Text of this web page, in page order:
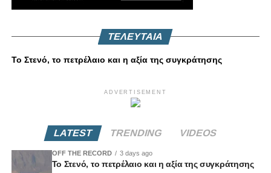
ΤΕΛΕΥΤΑΙΑ
Το Στενό, το πετρέλαιο και η αξία της συγκράτησης
ADVERTISEMENT
LATEST TRENDING VIDEOS
OFF THE RECORD 3 days ago
Το Στενό, το πετρέλαιο και η αξία της συγκράτησης